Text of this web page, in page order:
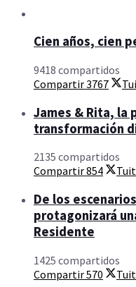
Cien años, cien
9418 compartidos
Compartir3767
James & Rita, la
transformación
2135 compartidos
Compartir854
De los
protagonizará
Residente
1425 compartidos
Compartir570